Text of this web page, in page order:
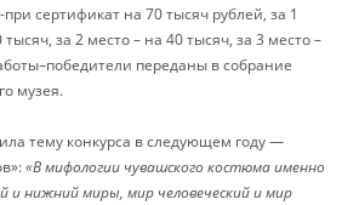
сертификат на 70 тысяч рублей, за 1
за 2 место – на 40 тысяч, за 3 место –
переданы в собрание
музея.
тему конкурса в следующем году —
«В мифологии чувашского костюма именно
и нижний миры, мир человеческий и мир